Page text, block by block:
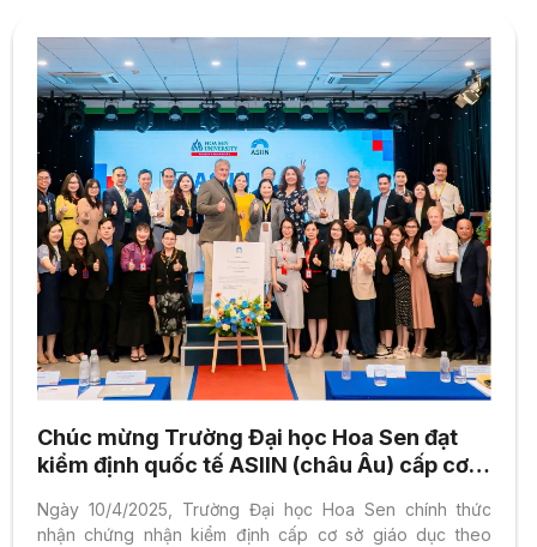
Chúc mừng Trường Đại học Hoa Sen đạt
kiểm định quốc tế ASIIN (châu Âu) cấp cơ
Ngày 10/4/2025, Trường Đại học Hoa Sen chính thức
nhận chứng nhận kiểm định cấp cơ sở giáo dục theo